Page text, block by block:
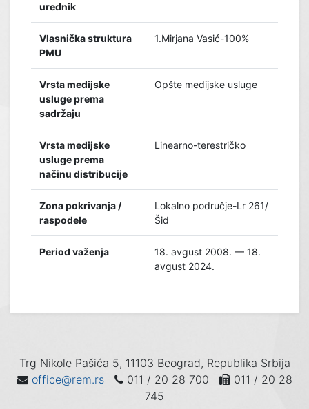
urednik
Vlasnička struktura
PMU
1.Mirjana Vasić-100%
Vrsta medijske
usluge prema
sadržaju
Opšte medijske usluge
Vrsta medijske
usluge prema
načinu distribucije
Linearno-terestričko
Zona pokrivanja /
raspodele
Lokalno područje-Lr 261/
Šid
Period važenja
18. avgust 2008. — 18.
avgust 2024.
Trg Nikole Pašića 5, 11103 Beograd, Republika Srbija
office@rem.rs
011 / 20 28 700
011 / 20 28
745